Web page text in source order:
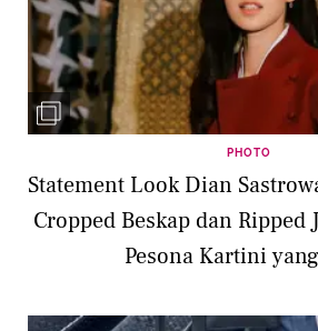
PHOTO
Statement Look Dian
Cropped Beskap dan Ripped
Pesona Kartini